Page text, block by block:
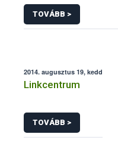
TOVÁBB >
2014. augusztus 19, kedd
Linkcentrum
TOVÁBB >